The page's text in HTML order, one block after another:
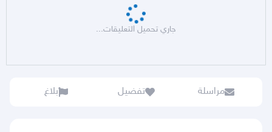
جاري تحميل التعليقات...
مراسلة تفضيل بلاغ